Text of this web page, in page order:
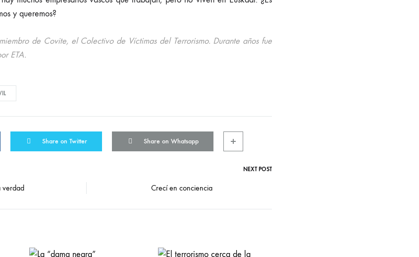
y queremos?
de Covite, el Colectivo de Víctimas del Terrorismo. Durante años fue
ETA.
Share on Twitter Share on Whatsapp
NEXT POST
verdad Crecí en conciencia